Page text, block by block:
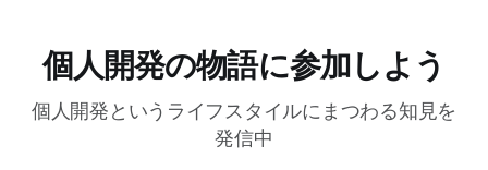
ーティストとして生きる上で大事なのは、「戦略」や「堀
(moat)」を築くことよりも、「生きる方向性」 だと思って
はどこに行きたいのか？何を見たいのか？それが大事です。
戦略は状況に合わせて柔軟に変えればいいからです。 今回
個人開発の物語に参加しよう
個人開発というライフスタイルにまつわる知見を
発信中